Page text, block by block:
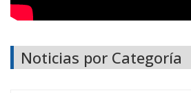
Noticias por Categoría